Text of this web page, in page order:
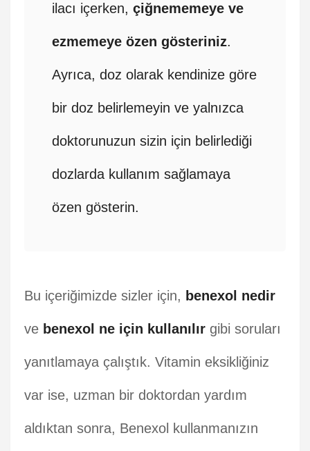
ilacı içerken, çiğnememeye ve
ezmemeye özen gösteriniz.
Ayrıca, doz olarak kendinize göre
bir doz belirlemeyin ve yalnızca
doktorunuzun sizin için belirlediği
dozlarda kullanım sağlamaya
özen gösterin.
Bu içeriğimizde sizler için, benexol nedir
ve benexol ne için kullanılır gibi soruları
yanıtlamaya çalıştık. Vitamin eksikliğiniz
var ise, uzman bir doktordan yardım
aldıktan sonra, Benexol kullanmanızın